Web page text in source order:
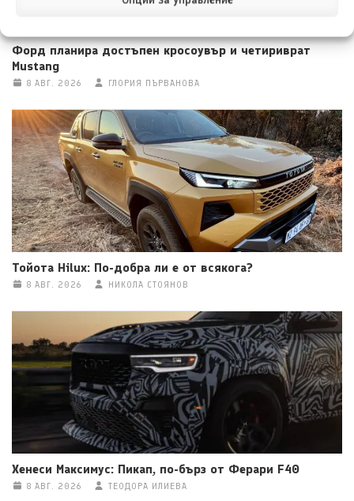
Форд планира достъпен кросоувър и четириврат
Mustang
8 АВГ. 2026 ГЛОРИЯ ПЪРВАНОВА
Тойота Hilux: По-добра ли е от всякога?
8 АВГ. 2026 НИКОЛА СТОЯНОВ
Хенеси Максимус: Пикап, по-бърз от Ферари F40
8 АВГ. 2026 ТЕОДОРА ИЛИЕВА